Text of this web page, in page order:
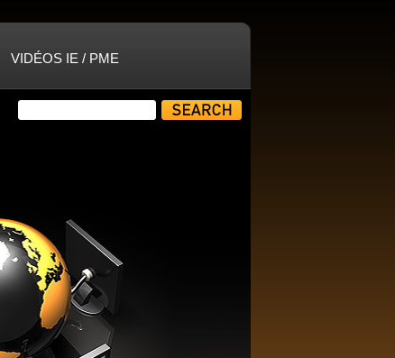
VIDÉOS IE / PME